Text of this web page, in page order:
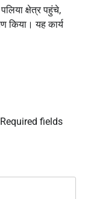
क्षेत्र पहुंचे,
किया। यह कार्य
Required fields